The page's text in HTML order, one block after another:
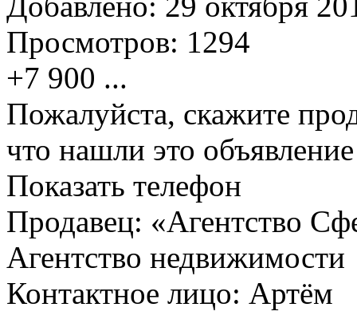
Просмотров: 1294
+7 900 ...
Пожалуйста, скажите
что нашли это
Показать телефон
Продавец: «Агентство
Агентство недвижимости
Контактное лицо: Артём